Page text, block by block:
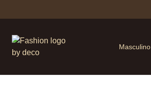
Masculino